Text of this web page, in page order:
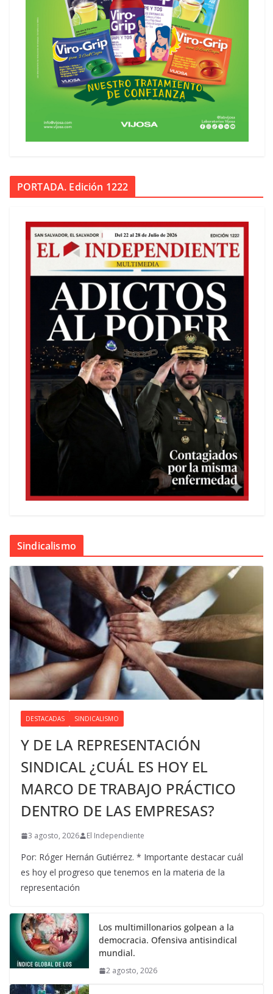
PORTADA. Edición 1222
Sindicalismo
DESTACADAS SINDICALISMO
Y DE LA REPRESENTACIÓN
SINDICAL ¿CUÁL ES HOY EL
MARCO DE TRABAJO PRÁCTICO
DENTRO DE LAS EMPRESAS?
3 agosto, 2026 El Independiente
Por: Róger Hernán Gutiérrez. * Importante destacar cuál
es hoy el progreso que tenemos en la materia de la
representación
Los multimillonarios golpean a la
democracia. Ofensiva antisindical
mundial.
2 agosto, 2026